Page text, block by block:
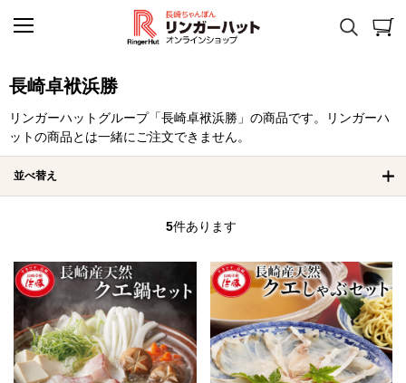
長崎卓袱浜勝
リンガーハットグループ「長崎卓袱浜勝」の商品です。リンガーハ
ットの商品とは一緒にご注文できません。
並べ替え
5件あります